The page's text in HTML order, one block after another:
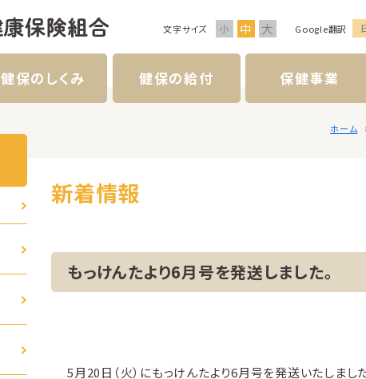
文字サイズ 小 中 大 Google翻訳
健保のしくみ 健保の給付 保健事業
ホーム
新着情報
もっけんたより6月号を発送しました。
5月20日（火）にもっけんたより6月号を発送いたしました